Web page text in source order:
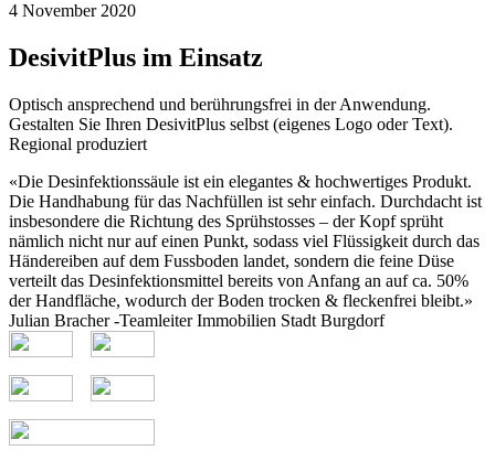
4 November 2020
DesivitPlus im Einsatz
Optisch ansprechend und berührungsfrei in der Anwendung.
Gestalten Sie Ihren DesivitPlus selbst (eigenes Logo oder Text).
Regional produziert
«Die Desinfektionssäule ist ein elegantes & hochwertiges Produkt.
Die Handhabung für das Nachfüllen ist sehr einfach. Durchdacht ist
insbesondere die Richtung des Sprühstosses – der Kopf sprüht
nämlich nicht nur auf einen Punkt, sodass viel Flüssigkeit durch das
Händereiben auf dem Fussboden landet, sondern die feine Düse
verteilt das Desinfektionsmittel bereits von Anfang an auf ca. 50%
der Handfläche, wodurch der Boden trocken & fleckenfrei bleibt.»
Julian Bracher -Teamleiter Immobilien Stadt Burgdorf